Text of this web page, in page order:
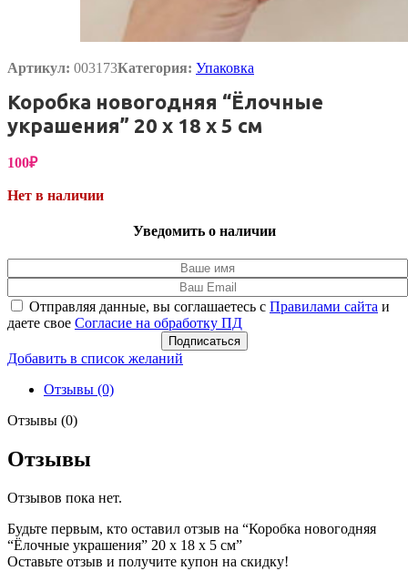
Артикул: 003173Категория: Упаковка
Коробка новогодняя “Ёлочные
украшения” 20 х 18 х 5 см
100₽
Нет в наличии
Уведомить о наличии
Отправляя данные, вы соглашаетесь с Правилами сайта и
даете свое Согласие на обработку ПД
Подписаться
Добавить в список желаний
Отзывы (0)
Отзывы (0)
Отзывы
Отзывов пока нет.
Будьте первым, кто оставил отзыв на “Коробка новогодняя
“Ёлочные украшения” 20 х 18 х 5 см”
Оставьте отзыв и получите купон на скидку!